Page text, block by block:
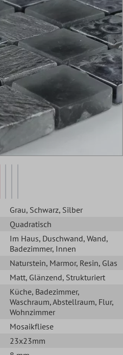
Grau, Schwarz, Silber
Quadratisch
Im Haus, Duschwand, Wand,
Badezimmer, Innen
Naturstein, Marmor, Resin, Glas
Matt, Glänzend, Strukturiert
Küche, Badezimmer,
Waschraum, Abstellraum, Flur,
Wohnzimmer
Mosaikfliese
23x23mm